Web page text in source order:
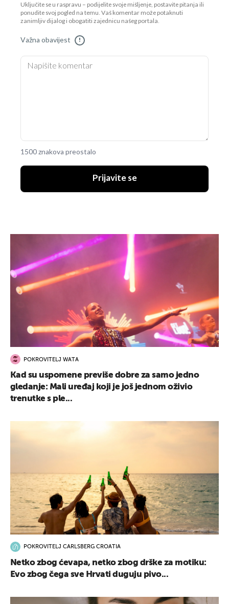
Uključite se u raspravu – podijelite svoje mišljenje, postavite pitanja ili
ponudite svoj pogled na temu. Vaš komentar može potaknuti
zanimljiv dijalog i obogatiti zajednicu našeg portala.
Važna obavijest !
1500 znakova preostalo
Prijavite se
POKROVITELJ WATA
Kad su uspomene previše dobre za samo jedno
gledanje: Mali uređaj koji je još jednom oživio
trenutke s ple...
POKROVITELJ CARLSBERG CROATIA
Netko zbog ćevapa, netko zbog drške za motiku:
Evo zbog čega sve Hrvati duguju pivo...